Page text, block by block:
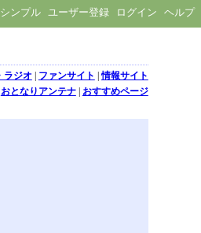
シンプル ユーザー登録 ログイン ヘルプ
ラジオ | ファンサイト |情報サイト
おとなりアンテナ| おすすめページ